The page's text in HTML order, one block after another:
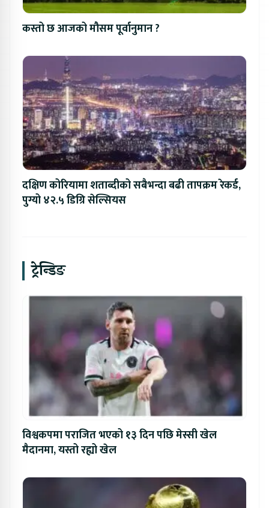
कस्तो छ आजको मौसम पूर्वानुमान ?
दक्षिण कोरियामा शताब्दीको सबैभन्दा बढी तापक्रम रेकर्ड,
पुग्यो ४२.५ डिग्रि सेल्सियस
ट्रेन्डिङ
विश्वकपमा पराजित भएको १३ दिन पछि मेस्सी खेल
मैदानमा, यस्तो रह्यो खेल